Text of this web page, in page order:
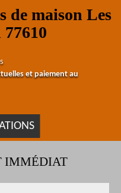
de maison Les
et paiement au
IMMÉDIAT